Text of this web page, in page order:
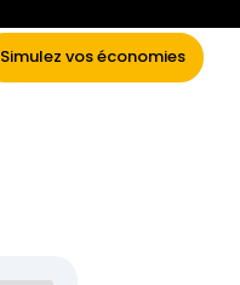
Simulez vos économies